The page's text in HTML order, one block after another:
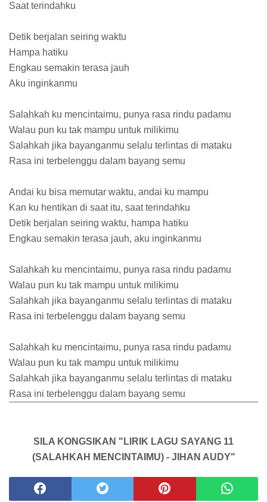
Saat terindahku
Detik berjalan seiring waktu
Hampa hatiku
Engkau semakin terasa jauh
Aku inginkanmu
Salahkah ku mencintaimu, punya rasa rindu padamu
Walau pun ku tak mampu untuk milikimu
Salahkah jika bayanganmu selalu terlintas di mataku
Rasa ini terbelenggu dalam bayang semu
Andai ku bisa memutar waktu, andai ku mampu
Kan ku hentikan di saat itu, saat terindahku
Detik berjalan seiring waktu, hampa hatiku
Engkau semakin terasa jauh, aku inginkanmu
Salahkah ku mencintaimu, punya rasa rindu padamu
Walau pun ku tak mampu untuk milikimu
Salahkah jika bayanganmu selalu terlintas di mataku
Rasa ini terbelenggu dalam bayang semu
Salahkah ku mencintaimu, punya rasa rindu padamu
Walau pun ku tak mampu untuk milikimu
Salahkah jika bayanganmu selalu terlintas di mataku
Rasa ini terbelenggu dalam bayang semu
SILA KONGSIKAN "LIRIK LAGU SAYANG 11
(SALAHKAH MENCINTAIMU) - JIHAN AUDY"